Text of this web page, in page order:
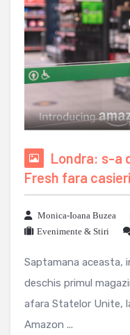
Londra: s-a
Fresh fara
Monica-Ioana Buzea
Evenimente & Stiri
Saptamana aceasta,
deschis primul
afara Statelor Unite,
Amazon ...